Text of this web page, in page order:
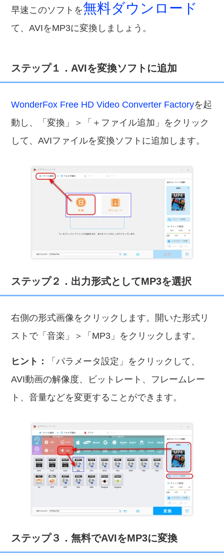
早速このソフトを無料ダウンロード
て、AVIをMP3に変換しましょう。
ステップ１．AVIを変換ソフトに追加
WonderFox Free HD Video Converter Factoryを起
動し、「変換」＞「＋ファイル追加」をクリック
して、AVIファイルを変換ソフトに追加します。
ステップ２．出力形式としてMP3を選択
右側の形式画像をクリックします。開いた形式リ
ストで「音楽」＞「MP3」をクリックします。
ヒント：
「パラメータ設定」をクリックして、
AVI動画の解像度、ビットレート、フレームレー
ト、音量などを変更することができます。
ステップ３．無料でAVIをMP3に変換